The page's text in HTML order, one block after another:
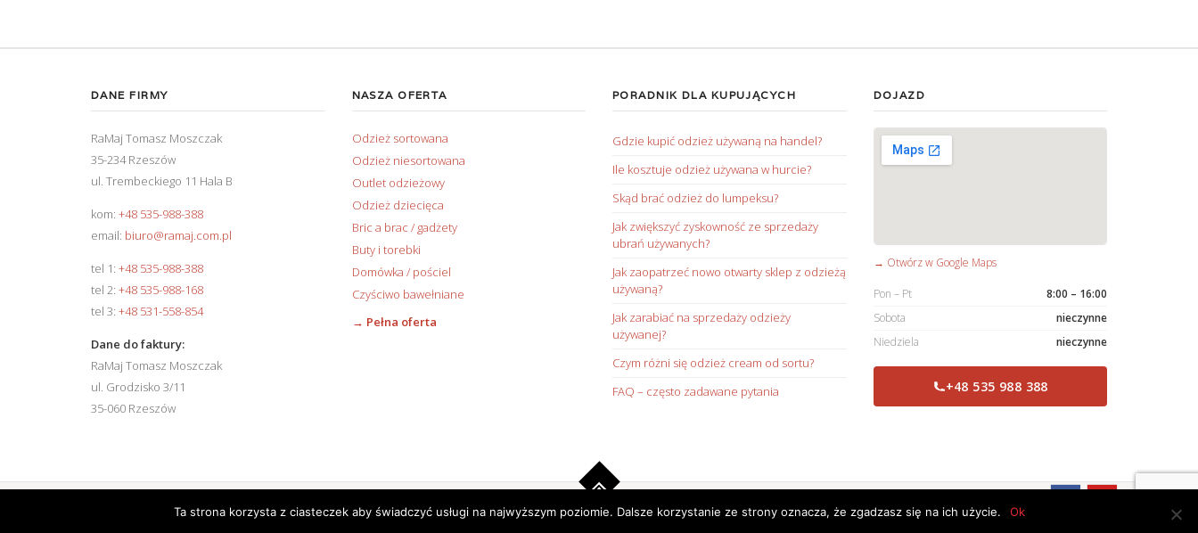
DANE FIRMY
RaMaj Tomasz Moszczak
35-234 Rzeszów
ul. Trembeckiego 11 Hala B
kom: +48 535-988-388
email: biuro@ramaj.com.pl
tel 1: +48 535-988-388
tel 2: +48 535-988-168
tel 3: +48 531-558-854
Dane do faktury:
RaMaj Tomasz Moszczak
ul. Grodzisko 3/11
35-060 Rzeszów
NASZA OFERTA
Odzież sortowana
Odzież niesortowana
Outlet odzieżowy
Odzież dziecięca
Bric a brac / gadżety
Buty i torebki
Domówka / pościel
Czyściwo bawełniane
→ Pełna oferta
PORADNIK DLA KUPUJĄCYCH
Gdzie kupić odzież używaną na handel?
Ile kosztuje odzież używana w hurcie?
Skąd brać odzież do lumpeksu?
Jak zwiększyć zyskowność ze sprzedaży
ubrań używanych?
Jak zaopatrzeć nowo otwarty sklep z odzieżą
używaną?
Jak zarabiać na sprzedaży odzieży
używanej?
Czym różni się odzież cream od sortu?
FAQ – często zadawane pytania
DOJAZD
→ Otwórz w Google Maps
Pon – Pt
8:00 – 16:00
Sobota
nieczynne
Niedziela
nieczynne
+48 535 988 388
© 2026 RaMaj Tomasz Moszczak. Wszelkie prawa zastrzeżone.
Ta strona korzysta z ciasteczek aby świadczyć usługi na najwyższym poziomie. Dalsze korzystanie ze strony oznacza, że zgadzasz się na ich użycie. Ok